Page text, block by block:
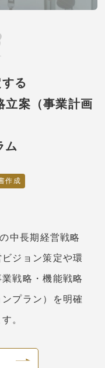
る
立案（事業計画
ム
作成
中長期経営戦略
ジョン策定や環
戦略・機能戦略
プラン）を明確
。